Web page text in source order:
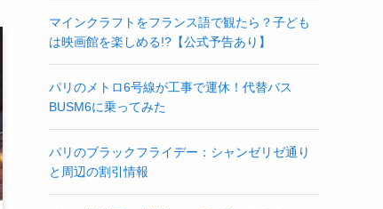
マインクラフトをフランス語で観たら？子ども
は映画館を楽しめる!?【公式予告あり】
パリのメトロ6号線が工事で運休！代替バス
BUSM6に乗ってみた
パリのブラックフライデー：シャンゼリゼ通り
と周辺の割引情報